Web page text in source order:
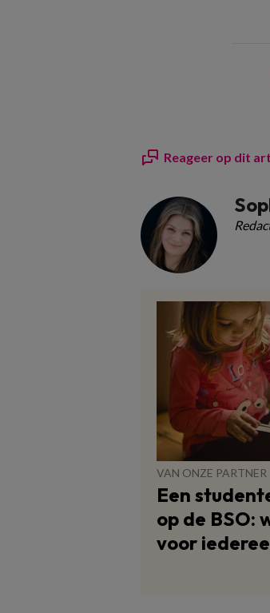
Reageer op dit
VAN ONZE PARTNER
Een
op de BSO:
voor